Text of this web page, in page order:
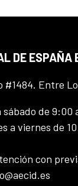
DE ESPAÑA
#1484. Entre
de 9:00
a viernes de
con